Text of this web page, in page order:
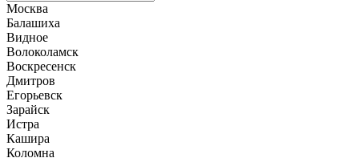
Москва
Балашиха
Видное
Волоколамск
Воскресенск
Дмитров
Егорьевск
Зарайск
Истра
Кашира
Коломна